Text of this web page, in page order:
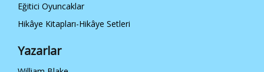
Eğitici Oyuncaklar
Hikâye Kitapları-Hikâye Setleri
Yazarlar